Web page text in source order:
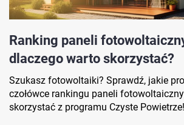
Ranking paneli
dlaczego warto skorzystać?
Szukasz fotowoltaiki? Sprawdź, jakie
czołówce rankingu paneli
skorzystać z programu Czyste Powietrze!